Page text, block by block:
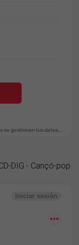
DIG - Cançó-pop